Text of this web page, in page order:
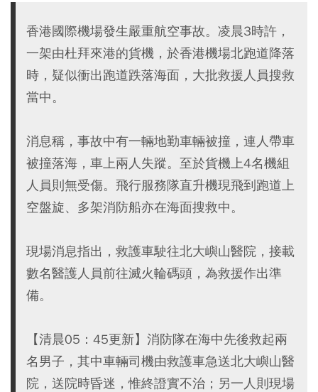
香港國際機場發生嚴重航空事故。凌晨3時許，
一架由杜拜來港的貨機，於香港機場北跑道降落
時，疑似衝出跑道跌落海面，大批救援人員搜救
當中。
消息稱，事故中有一輛地勤車輛被撞，連人帶車
被撞落海，車上兩人失蹤。至於貨機上4名機組
人員則無受傷。飛行服務隊直升機現飛到跑道上
空盤旋、多架消防船亦在海面搜救中。
現場消息指出，救護車駛往北大嶼山醫院，接載
數名醫護人員前往滅火輪碼頭，為救援作出準
備。
【清晨05：45更新】消防隊在海中先後救起兩
名男子，其中車輛司機由救護車急送北大嶼山醫
院，送院時昏迷，惟終證實不治；另一人則現場